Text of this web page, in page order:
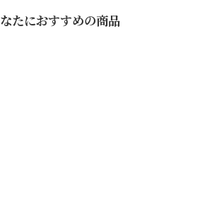
たにおすすめの商品